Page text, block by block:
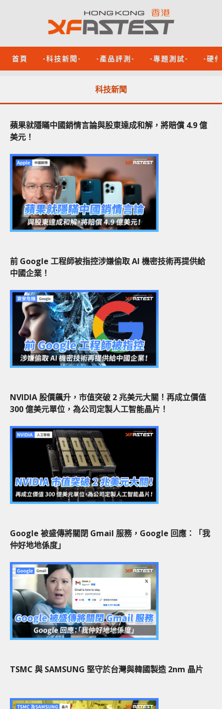
首頁 -科技新聞- -產品評測- -專題測試- -硬
科技新聞
蘋果就隱瞞中國銷情言論與股東達成和解，將賠償 4.9 億
美元！
前 Google 工程師被指控涉嫌偷取 AI 機密技術再提供給
中國企業！
NVIDIA 股價飆升，市值突破 2 兆美元大關！再成立價值
300 億美元單位，為公司定製人工智能晶片！
Google 被盛傳將關閉 Gmail 服務，Google 回應：「我
仲好地地係度」
TSMC 與 SAMSUNG 堅守於台灣與韓國製造 2nm 晶片